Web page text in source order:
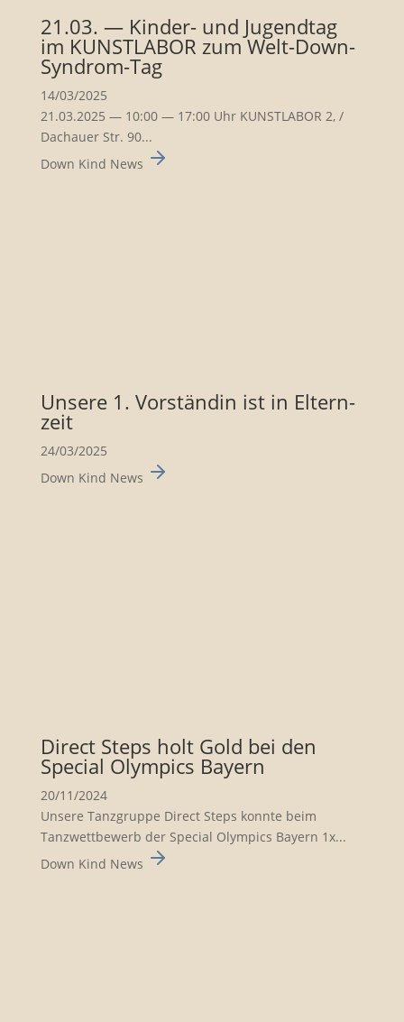
21.03. — Kinder- und Jugendtag
im KUNSTLABOR zum Welt-Down-
Syndrom-Tag
14/03/2025
21.03.2025 — 10:00 — 17:00 Uhr KUNSTLABOR 2, /
Dachauer Str. 90...
Down Kind News
Unsere 1. Vorständin ist in Eltern­
zeit
24/03/2025
Down Kind News
Direct Steps holt Gold bei den
Special Olympics Bayern
20/11/2024
Unsere Tanzgruppe Direct Steps konnte beim
Tanzwett­be­werb der Special Olympics Bayern 1x...
Down Kind News